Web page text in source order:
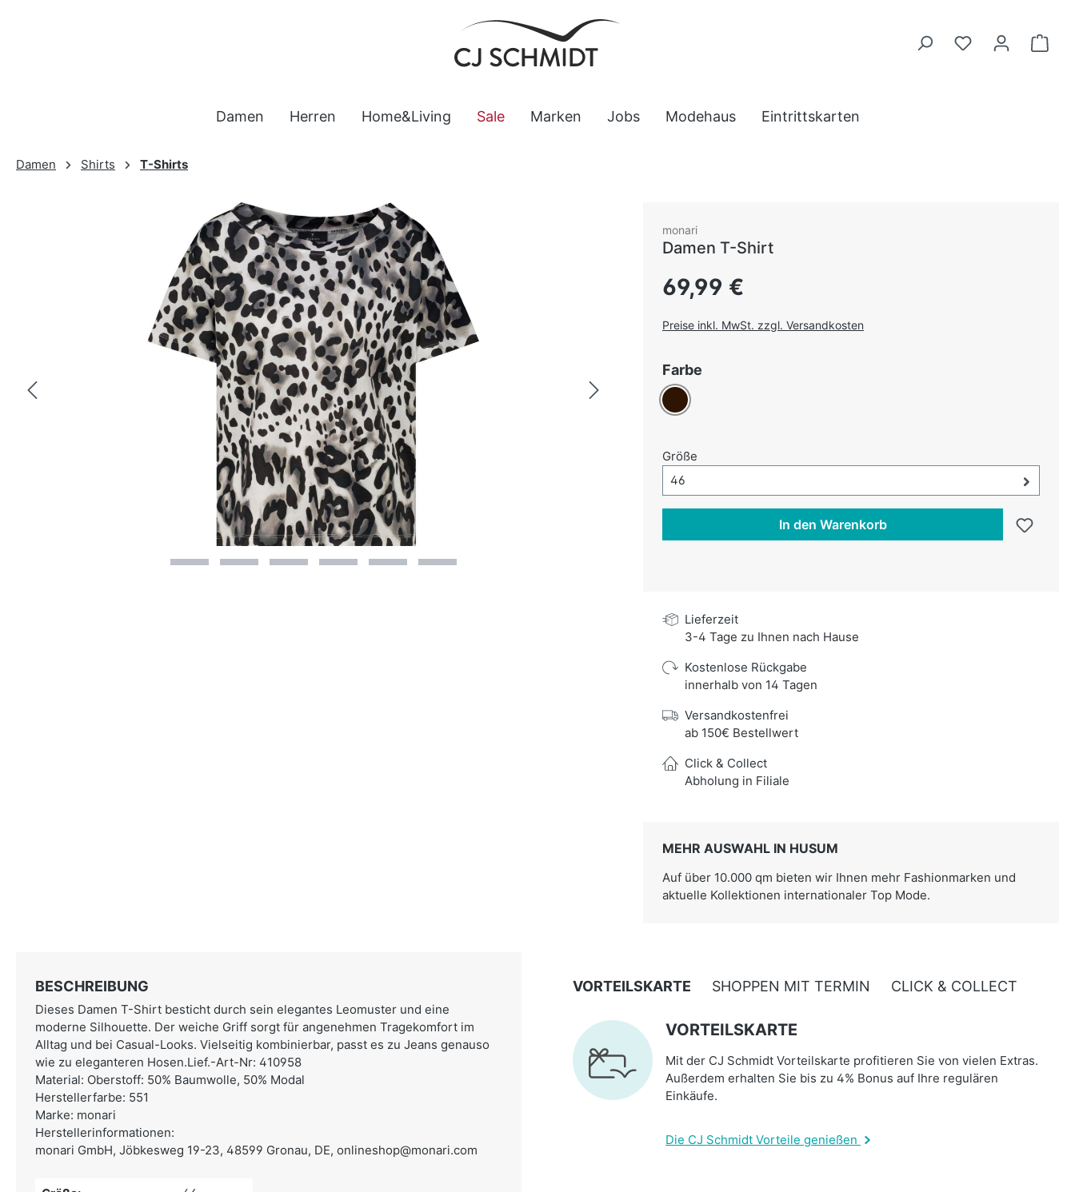
Damen Herren Home&Living Sale Marken Jobs Modehaus Eintrittskarten
Damen Shirts T-Shirts
monari
Damen T-Shirt
Regulärer Preis:
69,99 €
Preise inkl. MwSt. zzgl. Versandkosten
Farbe
Dunkelbraun
Größe
Größe-Auswahl öffnen, aktuell ausgewählt:
46
In den Warenkorb
Lieferzeit
3-4 Tage zu Ihnen nach Hause
Kostenlose Rückgabe
innerhalb von 14 Tagen
Versandkostenfrei
ab 150€ Bestellwert
Click & Collect
Abholung in Filiale
MEHR AUSWAHL IN HUSUM
Auf über 10.000 qm bieten wir Ihnen mehr Fashionmarken und
aktuelle Kollektionen internationaler Top Mode.
BESCHREIBUNG
Dieses Damen T-Shirt besticht durch sein elegantes Leomuster und eine
moderne Silhouette. Der weiche Griff sorgt für angenehmen Tragekomfort im
Alltag und bei Casual-Looks. Vielseitig kombinierbar, passt es zu Jeans genauso
wie zu eleganteren Hosen.Lief.-Art-Nr: 410958
Material: Oberstoff: 50% Baumwolle, 50% Modal
Herstellerfarbe: 551
Marke: monari
Herstellerinformationen:
monari GmbH, Jöbkesweg 19-23, 48599 Gronau, DE, onlineshop@monari.com
VORTEILSKARTE SHOPPEN MIT TERMIN CLICK & COLLECT
VORTEILSKARTE
Mit der CJ Schmidt Vorteilskarte profitieren Sie von vielen Extras.
Außerdem erhalten Sie bis zu 4% Bonus auf Ihre regulären
Einkäufe.
Die CJ Schmidt Vorteile genießen